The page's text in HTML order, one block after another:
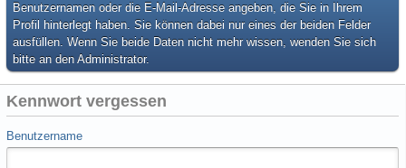
Benutzernamen oder die E-Mail-Adresse angeben, die Sie in Ihrem
Profil hinterlegt haben. Sie können dabei nur eines der beiden Felder
ausfüllen. Wenn Sie beide Daten nicht mehr wissen, wenden Sie sich
bitte an den Administrator.
Kennwort vergessen
Benutzername